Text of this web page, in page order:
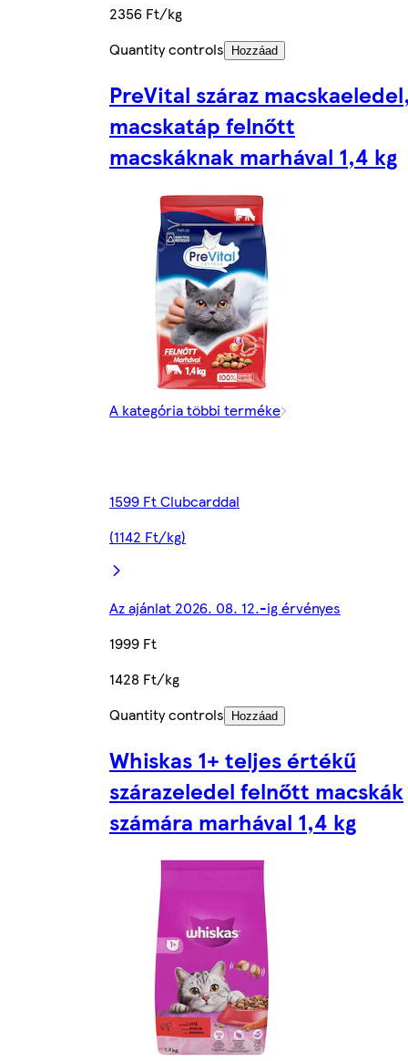
2356 Ft/kg
Quantity controls
Hozzáad
PreVital száraz
macskatáp felnőtt
macskáknak marhával 1,4 kg
A kategória többi terméke
1599 Ft Clubcarddal
(1142 Ft/kg)
Az ajánlat 2026. 08. 12.-ig érvényes
1999 Ft
1428 Ft/kg
Quantity controls
Hozzáad
Whiskas 1+ teljes értékű
szárazeledel felnőtt macskák
számára marhával 1,4 kg